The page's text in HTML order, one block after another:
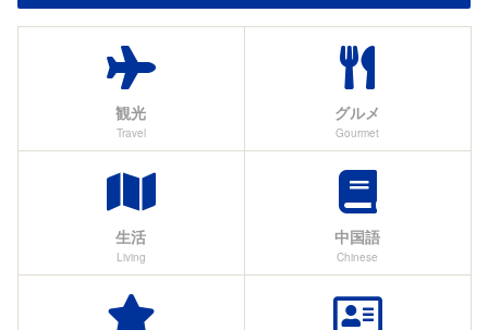
観光
Travel
グルメ
Gourmet
生活
Living
中国語
Chinese